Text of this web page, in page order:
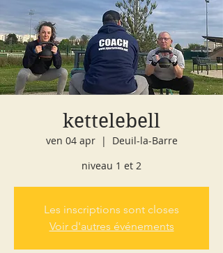
cours d'essai negozio
kettelebell
ven 04 apr
  |
Deuil-la-Barre
niveau 1 et 2
Les inscriptions sont closes
Voir d'autres événements